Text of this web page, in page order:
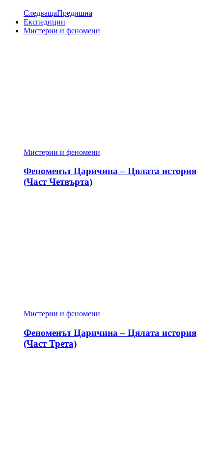
СледващаПредишна
Експедиции
Мистерии и феномени
Мистерии и феномени
Феноменът Царичина – Цялата история
(Част Четвърта)
Мистерии и феномени
Феноменът Царичина – Цялата история
(Част Трета)